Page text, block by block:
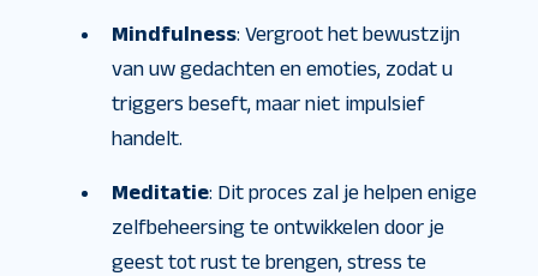
Mindfulness: Vergroot het bewustzijn
van uw gedachten en emoties, zodat u
triggers beseft, maar niet impulsief
handelt.
Meditatie: Dit proces zal je helpen enige
zelfbeheersing te ontwikkelen door je
geest tot rust te brengen, stress te